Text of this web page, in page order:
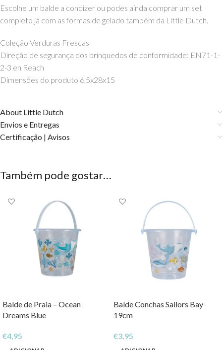
Escolhe um balde a condizer ou podes ainda comprar um set
completo já com as formas de gelado também da Little Dutch.
Coleção Verduras Frescas
Direção de segurança dos brinquedos de conformidade: EN71-1-
2-3 en Reach
Dimensões do produto 6,5x28x15
About Little Dutch
Envios e Entregas
Certificação | Avisos
Também pode gostar…
Balde de Praia – Ocean
Dreams Blue
€4,95
Balde Conchas Sailors Bay
19cm
€3,95